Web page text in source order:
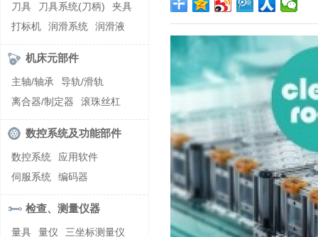
滚齿机\铣齿机
刨床
带锯床
车削加工中心
立式加工中心
卧式加工中心
龙门加工中心
激光快速成型
组合机床
螺纹加工机床
刀具 刀具系统(刀柄)
夹具
打标机
润滑系统
润滑液
切削液
刃磨机
机床元部件
主轴/轴承
导轨/滑轨
离合器/制定器
滚珠丝杠
齿轮/减速器
数控系统及功能部件
数控系统
应用软件
伺服系统
编码器
检查、测量仪器
量具 量仪 三坐标测量仪